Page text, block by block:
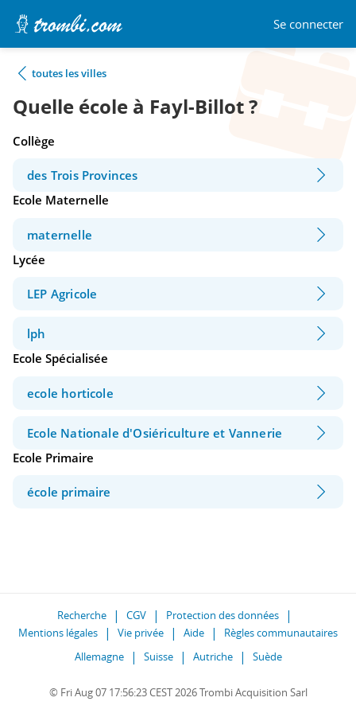
Se connecter
toutes les villes
Quelle école à Fayl-Billot ?
Collège
des Trois Provinces
Ecole Maternelle
maternelle
Lycée
LEP Agricole
lph
Ecole Spécialisée
ecole horticole
Ecole Nationale d'Osiériculture et Vannerie
Ecole Primaire
école primaire
Recherche CGV
Protection des données
Mentions légales
Vie privée Aide
Règles communautaires
Allemagne
Suisse Autriche Suède
© Fri Aug 07 17:56:23 CEST 2026 Trombi Acquisition Sarl